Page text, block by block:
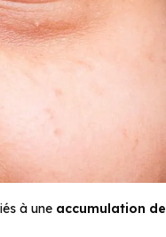
à une accumulation de